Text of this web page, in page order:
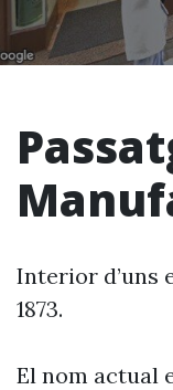
Interior d’uns
1873.
El nom actual